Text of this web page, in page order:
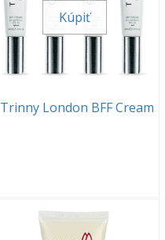
Kúpiť
Trinny London BFF Cream